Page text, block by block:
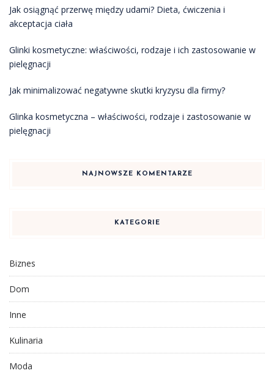
Jak osiągnąć przerwę między udami? Dieta, ćwiczenia i
akceptacja ciała
Glinki kosmetyczne: właściwości, rodzaje i ich zastosowanie w
pielęgnacji
Jak minimalizować negatywne skutki kryzysu dla firmy?
Glinka kosmetyczna – właściwości, rodzaje i zastosowanie w
pielęgnacji
NAJNOWSZE KOMENTARZE
KATEGORIE
Biznes
Dom
Inne
Kulinaria
Moda